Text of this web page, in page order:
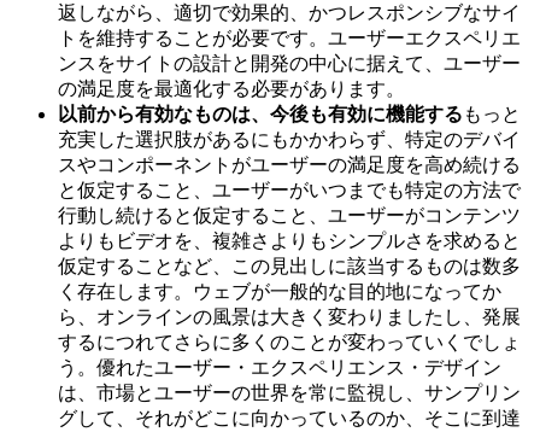
返しながら、適切で効果的、かつレスポンシブなサイ
トを維持することが必要です。ユーザーエクスペリエ
ンスをサイトの設計と開発の中心に据えて、ユーザー
の満足度を最適化する必要があります。
以前から有効なものは、今後も有効に機能する もっと
充実した選択肢があるにもかかわらず、特定のデバイ
スやコンポーネントがユーザーの満足度を高め続ける
と仮定すること、ユーザーがいつまでも特定の方法で
行動し続けると仮定すること、ユーザーがコンテンツ
よりもビデオを、複雑さよりもシンプルさを求めると
仮定することなど、この見出しに該当するものは数多
く存在します。ウェブが一般的な目的地になってか
ら、オンラインの風景は大きく変わりましたし、発展
するにつれてさらに多くのことが変わっていくでしょ
う。優れたユーザー・エクスペリエンス・デザイン
は、市場とユーザーの世界を常に監視し、サンプリン
グして、それがどこに向かっているのか、そこに到達